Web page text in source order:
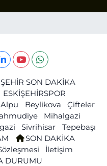
SON DAKİKA
ESKİŞEHİRSPOR
Alpu Beylikova
Çifteler
Mihalgazi
Sivrihisar
Tepebaşı
SON DAKİKA
İletişim
DURUMU